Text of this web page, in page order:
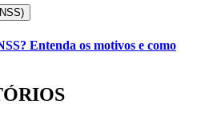
Entenda os motivos e como